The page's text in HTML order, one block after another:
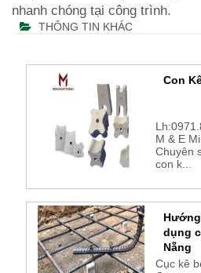
nhanh chóng tại công trình.
THÔNG TIN KHÁC
Con
M & E
Chuyên
con k...
dụng
Nẵng
Cục kê